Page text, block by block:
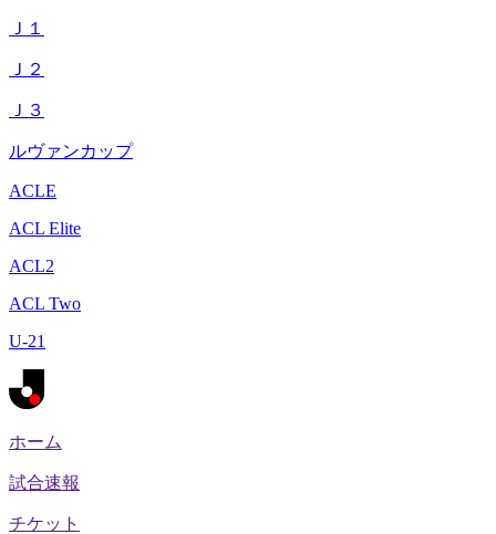
Ｊ１
Ｊ２
Ｊ３
ルヴァンカップ
ACLE
ACL Elite
ACL2
ACL Two
U-21
ホーム
試合速報
チケット